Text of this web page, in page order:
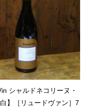
シャルドネコリーヌ・
】［リュードヴァン］7